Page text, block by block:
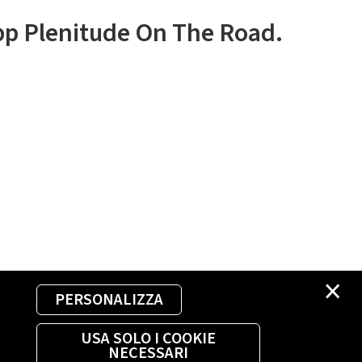
×
PERSONALIZZA
USA SOLO I COOKIE
NECESSARI
Plenitude On The Road.